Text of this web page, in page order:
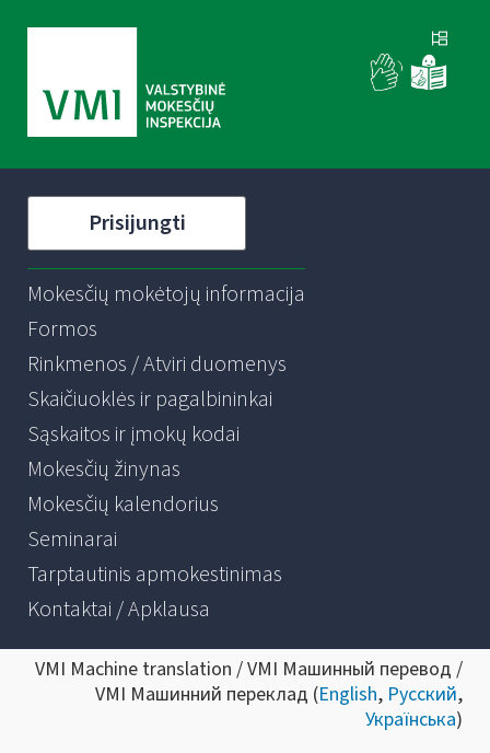
Prisijungti
Mokesčių mokėtojų informacija
Formos
Rinkmenos / Atviri duomenys
Skaičiuoklės ir pagalbininkai
Sąskaitos ir įmokų kodai
Mokesčių žinynas
Mokesčių kalendorius
Seminarai
Tarptautinis apmokestinimas
Kontaktai / Apklausa
VMI Machine translation / VMI Машинный перевод /
VMI Машинний переклад (English, Русский,
Українська)